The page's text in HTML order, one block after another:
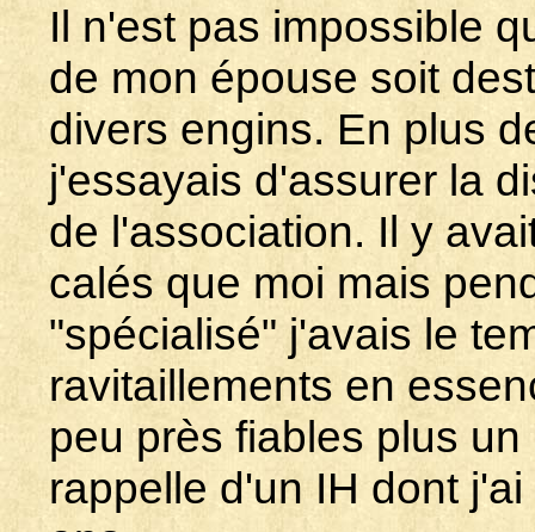
Il n'est pas impossible
de mon épouse soit
divers engins. En plus
j'essayais d'assurer la
de l'association. Il y
calés que moi mais
"spécialisé" j'avais le
ravitaillements en
peu près fiables plus
rappelle d'un IH dont